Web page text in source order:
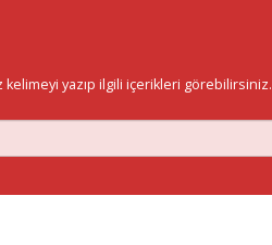
yazıp ilgili içerikleri görebilirsiniz.